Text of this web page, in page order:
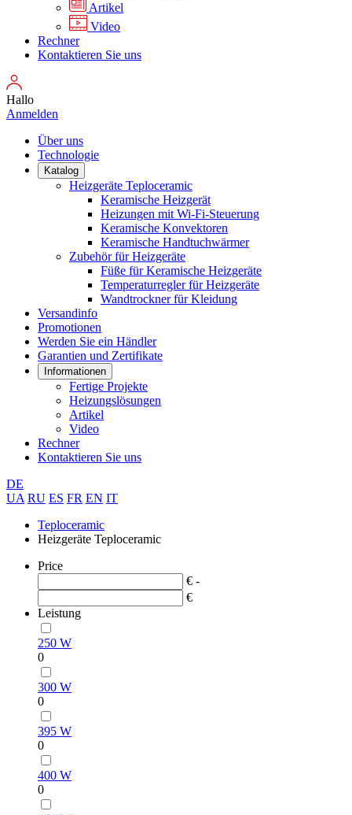
Artikel
Video
Rechner
Kontaktieren Sie uns
Hallo
Anmelden
Über uns
Technologie
Katalog
Heizgeräte Teploceramic
Keramische Heizgerät
Heizungen mit Wi-Fi-Steuerung
Keramische Konvektoren
Keramische Handtuchwärmer
Zubehör für Heizgeräte
Füße für Keramische Heizgeräte
Temperaturregler für Heizgeräte
Wandtrockner für Kleidung
Versandinfo
Promotionen
Werden Sie ein Händler
Garantien und Zertifikate
Informationen
Fertige Projekte
Heizungslösungen
Artikel
Video
Rechner
Kontaktieren Sie uns
DE
UA RU ES FR EN IT
Teploceramic
Heizgeräte Teploceramic
Price
€ -
€
Leistung
250 W
0
300 W
0
395 W
0
400 W
0